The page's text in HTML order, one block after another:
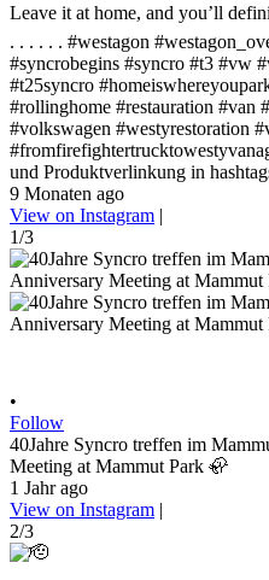
Leave it at home, and you’ll
. . . . . . #westagon
#syncrobegins #syncro #t3 #vw
#t25syncro
#rollinghome #restauration #van
#volkswagen #westyrestoration
und Produktverlinkung in
9 Monaten ago
View on Instagram |
1/3
•
Follow
40Jahre Syncro treffen im
Meeting at Mammut Park 🦣
1 Jahr ago
View on Instagram |
2/3